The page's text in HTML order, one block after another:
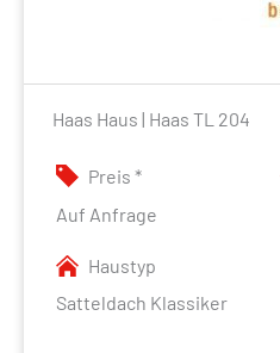
Haas Haus | Haas TL 204
Preis *
Auf Anfrage
Haustyp
Satteldach Klassiker